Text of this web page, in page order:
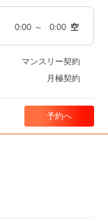
0:00 ～ 0:00 空
マンスリー契約
月極契約
予約へ